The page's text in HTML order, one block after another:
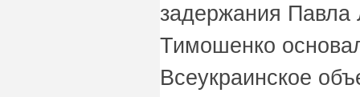
задержания
Тимошенко
Всеукраинское